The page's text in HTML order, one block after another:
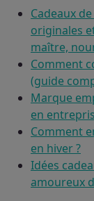
Cadeaux
originales
maître,
Comment
(guide
Marque
en
Comment
en hiver ?
Idées
amoureux